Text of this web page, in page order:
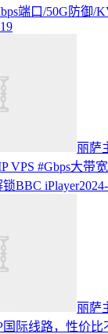
端口/50G防御/
丽萨
VPS #Gbps大带
BBC iPlayer
丽萨
际线路，性价比